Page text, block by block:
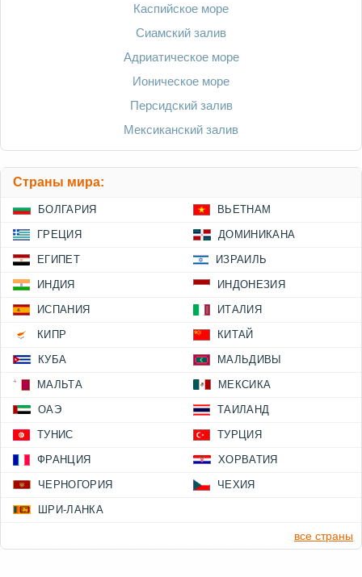
Каспийское море
Сиамский залив
Адриатическое море
Ионическое море
Персидский залив
Мексиканский залив
Страны мира:
БОЛГАРИЯ ВЬЕТНАМ
ГРЕЦИЯ ДОМИНИКАНА
ЕГИПЕТ ИЗРАИЛЬ
ИНДИЯ ИНДОНЕЗИЯ
ИСПАНИЯ ИТАЛИЯ
КИПР КИТАЙ
КУБА МАЛЬДИВЫ
МАЛЬТА МЕКСИКА
ОАЭ ТАИЛАНД
ТУНИС ТУРЦИЯ
ФРАНЦИЯ ХОРВАТИЯ
ЧЕРНОГОРИЯ ЧЕХИЯ
ШРИ-ЛАНКА
все страны